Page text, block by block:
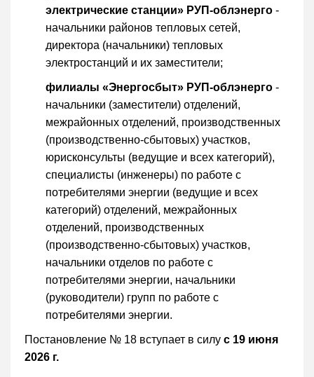
электрические станции» РУП-облэнерго -
начальники районов тепловых сетей,
директора (начальники) тепловых
электростанций и их заместители;
филиалы «Энергосбыт» РУП-облэнерго -
начальники (заместители) отделений,
межрайонных отделений, производственных
(производственно-сбытовых) участков,
юрисконсульты (ведущие и всех категорий),
специалисты (инженеры) по работе с
потребителями энергии (ведущие и всех
категорий) отделений, межрайонных
отделений, производственных
(производственно-сбытовых) участков,
начальники отделов по работе с
потребителями энергии, начальники
(руководители) групп по работе с
потребителями энергии.
Постановление № 18 вступает в силу с 19 июня
2026 г.